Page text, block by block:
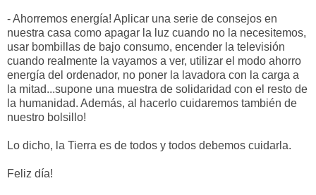
- Ahorremos energía! Aplicar una serie de consejos en
nuestra casa como apagar la luz cuando no la necesitemos,
usar bombillas de bajo consumo, encender la televisión
cuando realmente la vayamos a ver, utilizar el modo ahorro
energía del ordenador, no poner la lavadora con la carga a
la mitad...supone una muestra de solidaridad con el resto de
la humanidad. Además, al hacerlo cuidaremos también de
nuestro bolsillo!
Lo dicho, la Tierra es de todos y todos debemos cuidarla.
Feliz día!